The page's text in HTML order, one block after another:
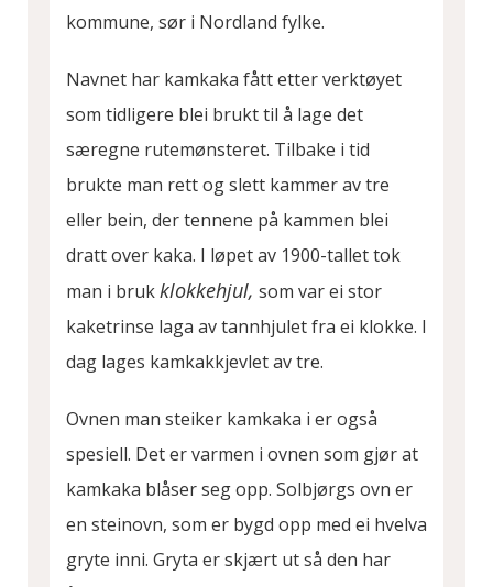
kommune, sør i Nordland fylke.
Navnet har kamkaka fått etter verktøyet
som tidligere blei brukt til å lage det
særegne rutemønsteret. Tilbake i tid
brukte man rett og slett kammer av tre
eller bein, der tennene på kammen blei
dratt over kaka. I løpet av 1900-tallet tok
man i brukklokkehjul, som var ei stor
kaketrinse laga av tannhjulet fra ei klokke. I
dag lages kamkakkjevlet av tre.
Ovnen man steiker kamkaka i er også
spesiell. Det er varmen i ovnen som gjør at
kamkaka blåser seg opp. Solbjørgs ovn er
en steinovn, som er bygd opp med ei hvelva
gryte inni. Gryta er skjært ut så den har